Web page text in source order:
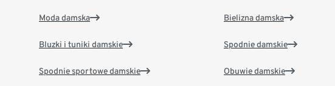
Moda damska
Bluzki i tuniki damskie
Spodnie sportowe damskie
Bielizna damska
Spodnie damskie
Obuwie damskie